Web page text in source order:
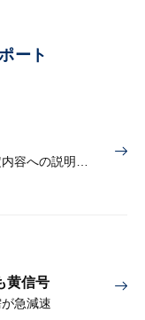
ート
高市政権はより緩慢な引上げを容認／改定内容への説明責任が焦点
黄信号
急減速